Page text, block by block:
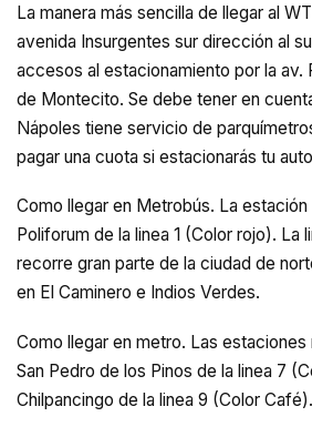
La manera más sencilla de llegar al
avenida Insurgentes sur dirección al
accesos al estacionamiento por la av.
de Montecito. Se debe tener en
Nápoles tiene servicio de
pagar una cuota si estacionarás tu
Como llegar en Metrobús. La
Poliforum de la linea 1 (Color rojo). La
recorre gran parte de la ciudad de
en El Caminero e Indios Verdes.
Como llegar en metro. Las
San Pedro de los Pinos de la linea 7
Chilpancingo de la linea 9 (Color Café).